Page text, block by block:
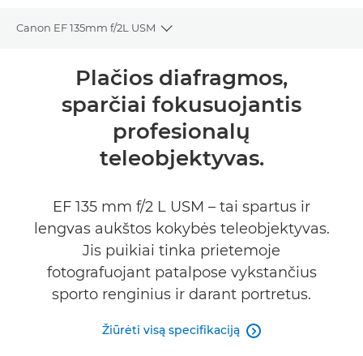
Canon EF 135mm f/2L USM
Toggle breadcrumbs
Bendrieji duomenys
Specifikacijos
Plačios diafragmos,
sparčiai fokusuojantis
profesionalų
teleobjektyvas.
EF 135 mm f/2 L USM – tai spartus ir
lengvas aukštos kokybės teleobjektyvas.
Jis puikiai tinka prietemoje
fotografuojant patalpose vykstančius
sporto renginius ir darant portretus.
Žiūrėti visą specifikaciją 